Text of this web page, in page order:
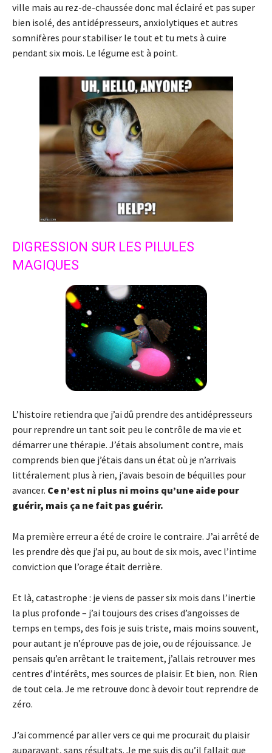
ville mais au rez-de-chaussée donc mal éclairé et pas super
bien isolé, des antidépresseurs, anxiolytiques et autres
somnifères pour stabiliser le tout et tu mets à cuire
pendant six mois. Le légume est à point.
DIGRESSION SUR LES PILULES
MAGIQUES
L’histoire retiendra que j’ai dû prendre des antidépresseurs
pour reprendre un tant soit peu le contrôle de ma vie et
démarrer une thérapie. J’étais absolument contre, mais
comprends bien que j’étais dans un état où je n’arrivais
littéralement plus à rien, j’avais besoin de béquilles pour
avancer. Ce n’est ni plus ni moins qu’une aide pour
guérir, mais ça ne fait pas guérir.
Ma première erreur a été de croire le contraire. J’ai arrêté de
les prendre dès que j’ai pu, au bout de six mois, avec l’intime
conviction que l’orage était derrière.
Et là, catastrophe : je viens de passer six mois dans l’inertie
la plus profonde – j’ai toujours des crises d’angoisses de
temps en temps, des fois je suis triste, mais moins souvent,
pour autant je n’éprouve pas de joie, ou de réjouissance. Je
pensais qu’en arrêtant le traitement, j’allais retrouver mes
centres d’intérêts, mes sources de plaisir. Et bien, non. Rien
de tout cela. Je me retrouve donc à devoir tout reprendre de
zéro.
J’ai commencé par aller vers ce qui me procurait du plaisir
auparavant, sans résultats. Je me suis dis qu’il fallait que